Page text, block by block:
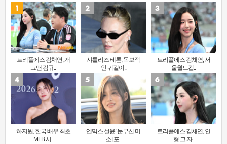
트리플에스 김채연, 개
그맨 김규..
샤를리즈 테론, 독보적
인 귀걸이..
트리플에스 김채연, 서
울월드컵..
하지원, 한국 배우 최초
MLB 시..
엔믹스 설윤 ‘눈부신 미
소’[포..
트리플에스 김채연, 인
형 그 자..